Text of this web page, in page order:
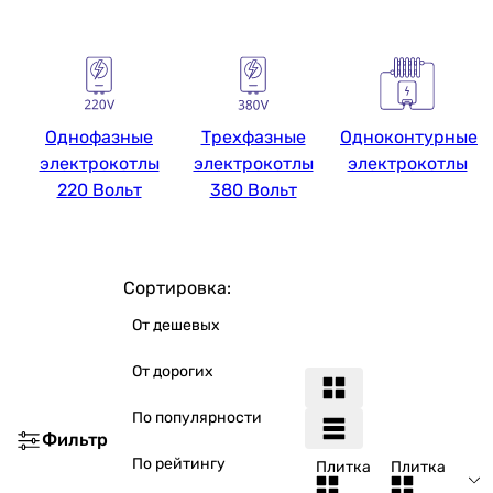
Однофазные
электрокотлы
220 Вольт
Трехфазные
электрокотлы
380 Вольт
Одноконтурные
электрокотлы
Фильтр
Сортировка:
От дешевых
От дорогих
По популярности
По рейтингу Плитка Плитка